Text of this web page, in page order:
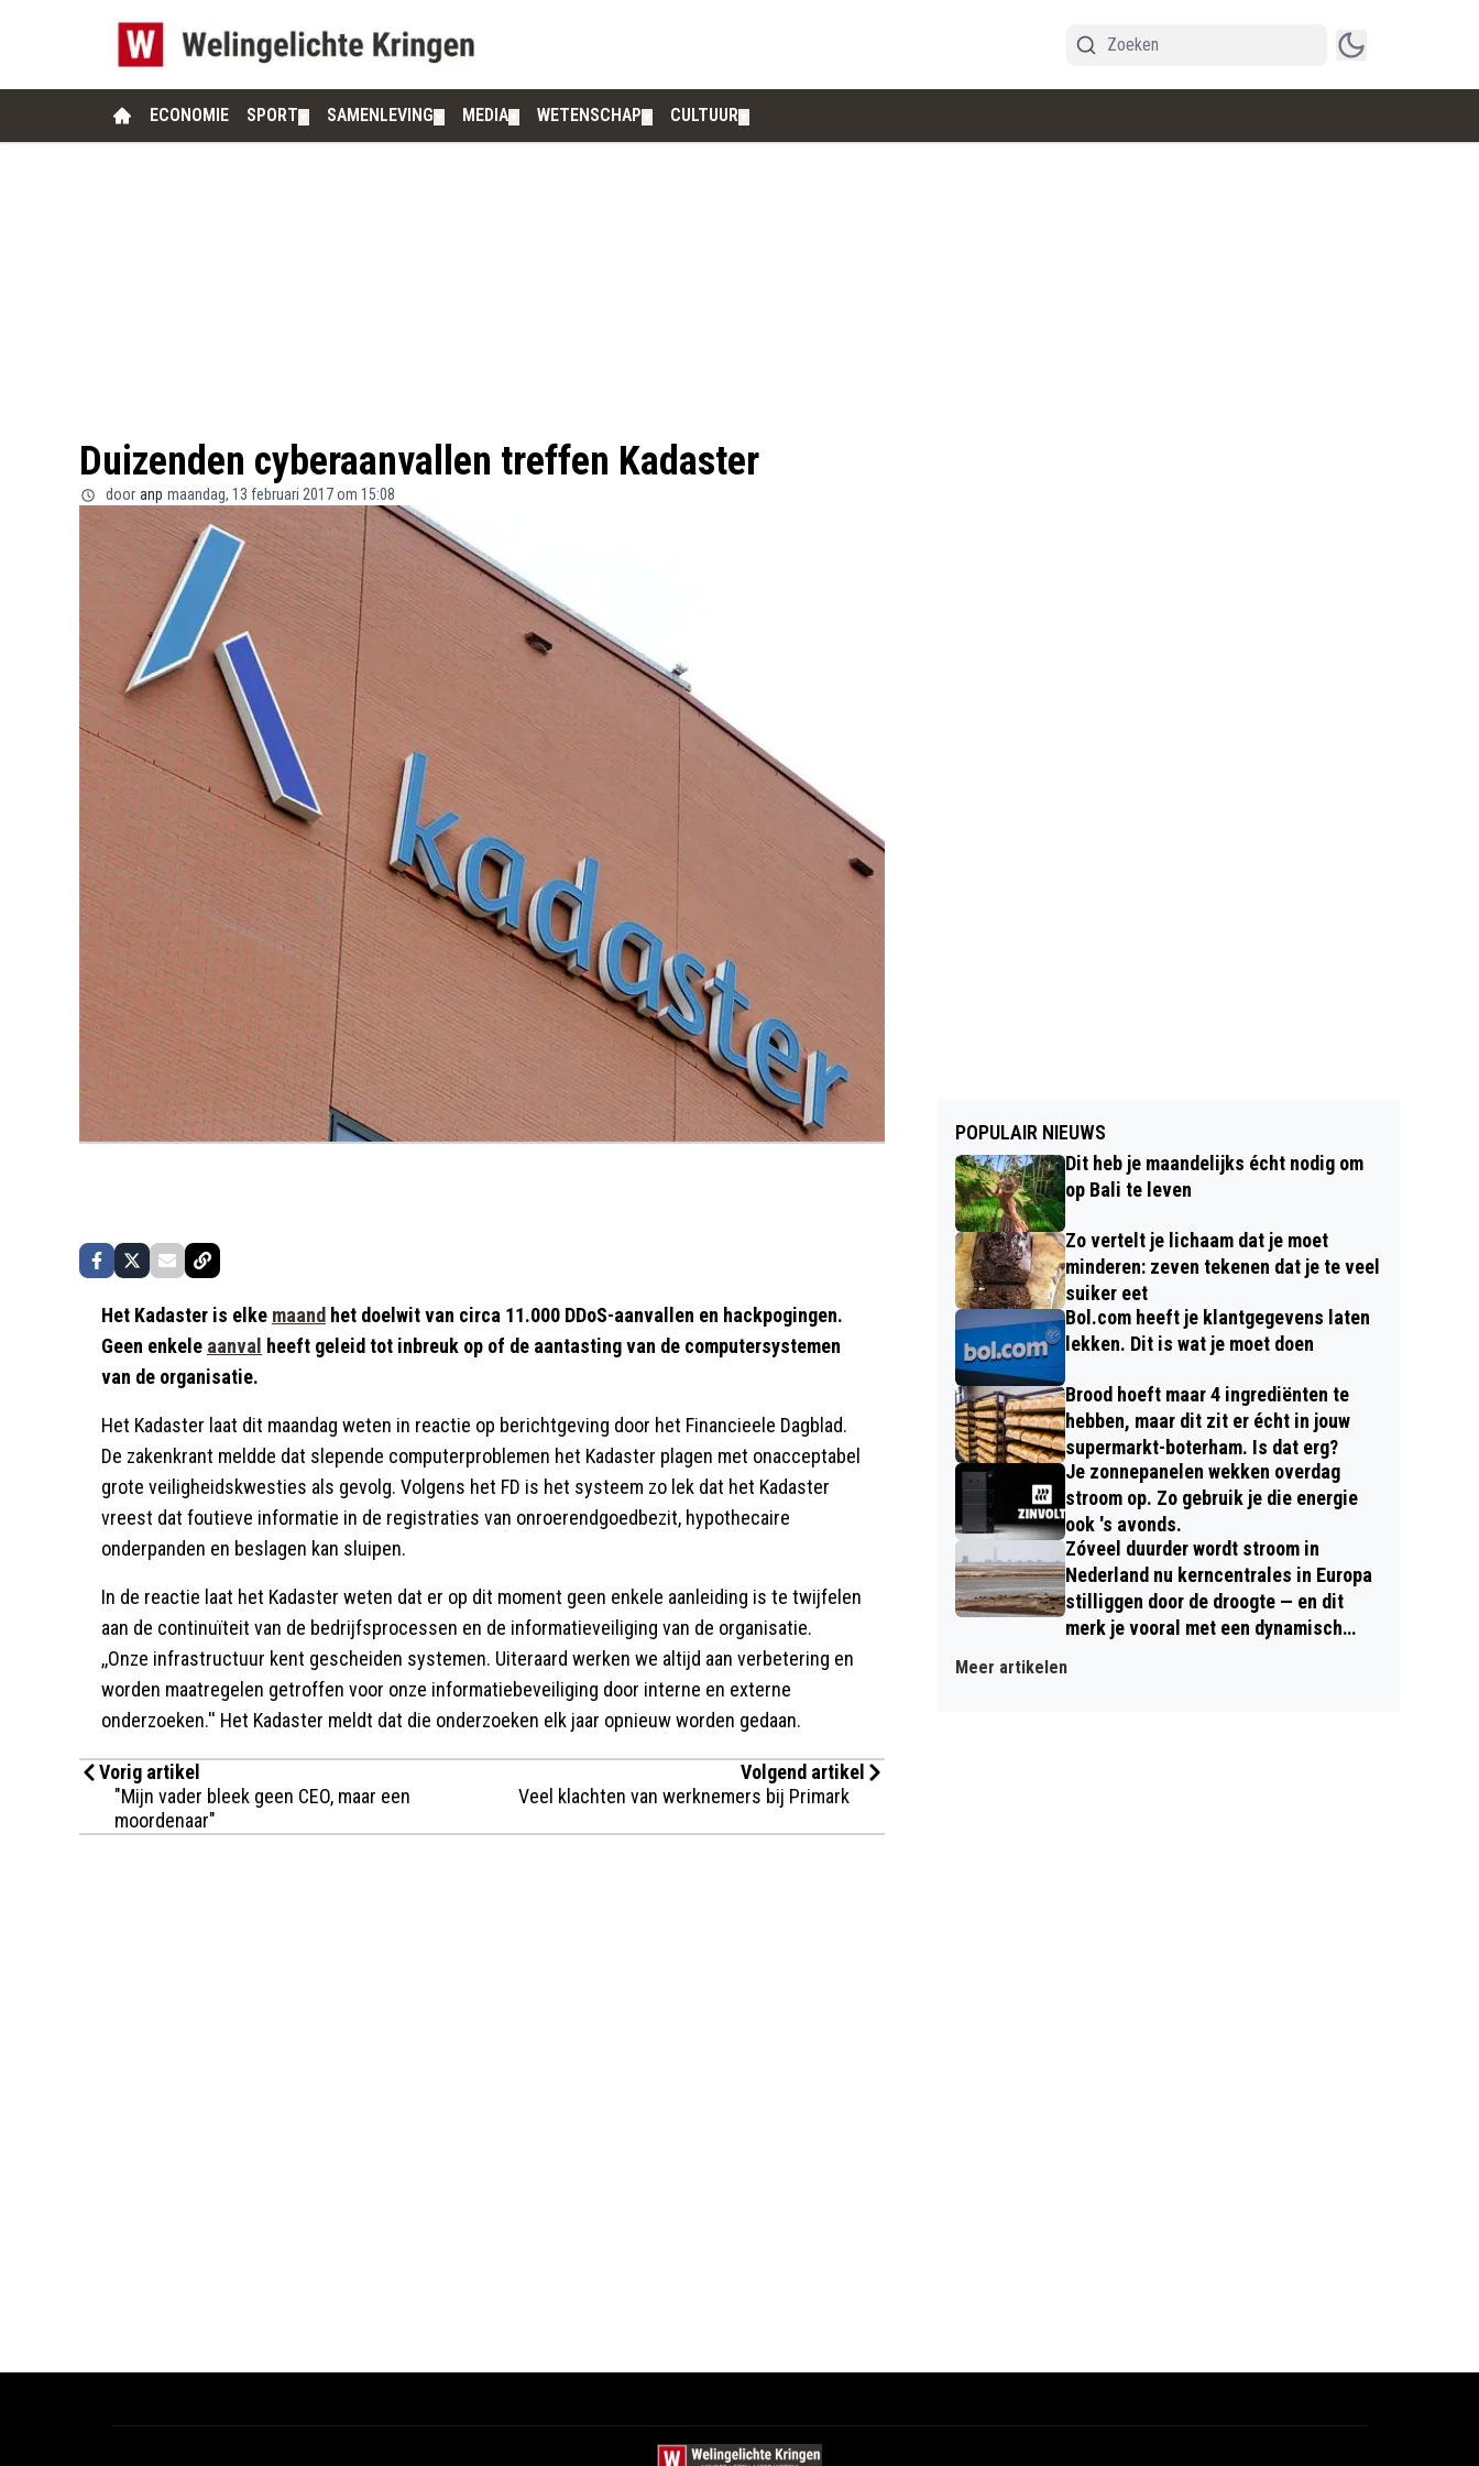
ECONOMIE SPORT SAMENLEVING MEDIA WETENSCHAP CULTUUR
Duizenden cyberaanvallen treffen Kadaster
door anp maandag, 13 februari 2017 om 15:08
Het Kadaster is elke maand het doelwit van circa 11.000 DDoS-aanvallen en hackpogingen.
Geen enkele aanval heeft geleid tot inbreuk op of de aantasting van de computersystemen
van de organisatie.
Het Kadaster laat dit maandag weten in reactie op berichtgeving door het Financieele Dagblad.
De zakenkrant meldde dat slepende computerproblemen het Kadaster plagen met onacceptabel
grote veiligheidskwesties als gevolg. Volgens het FD is het systeem zo lek dat het Kadaster
vreest dat foutieve informatie in de registraties van onroerendgoedbezit, hypothecaire
onderpanden en beslagen kan sluipen.
In de reactie laat het Kadaster weten dat er op dit moment geen enkele aanleiding is te twijfelen
aan de continuïteit van de bedrijfsprocessen en de informatieveiliging van de organisatie.
,,Onze infrastructuur kent gescheiden systemen. Uiteraard werken we altijd aan verbetering en
worden maatregelen getroffen voor onze informatiebeveiliging door interne en externe
onderzoeken.'' Het Kadaster meldt dat die onderzoeken elk jaar opnieuw worden gedaan.
Vorig artikel
"Mijn vader bleek geen CEO, maar een
moordenaar"
Volgend artikel
Veel klachten van werknemers bij Primark
POPULAIR NIEUWS
Dit heb je maandelijks écht nodig om
op Bali te leven
Zo vertelt je lichaam dat je moet
minderen: zeven tekenen dat je te veel
suiker eet
Bol.com heeft je klantgegevens laten
lekken. Dit is wat je moet doen
Brood hoeft maar 4 ingrediënten te
hebben, maar dit zit er écht in jouw
supermarkt-boterham. Is dat erg?
Je zonnepanelen wekken overdag
stroom op. Zo gebruik je die energie
ook 's avonds.
Zóveel duurder wordt stroom in
Nederland nu kerncentrales in Europa
stilliggen door de droogte — en dit
merk je vooral met een dynamisch
Meer artikelen